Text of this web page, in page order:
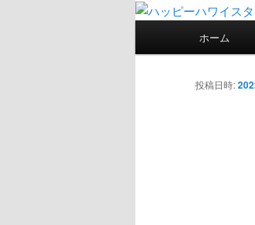
メ
イ
ホーム
投稿日時: